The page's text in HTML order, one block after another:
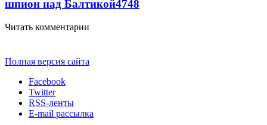
шпион над Балтикой4748
Читать комментарии
Полная версия сайта
Facebook
Twitter
RSS-ленты
E-mail рассылка